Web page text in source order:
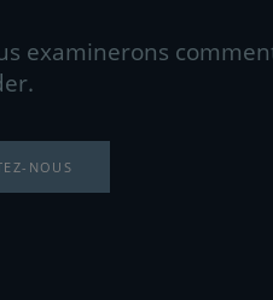
examinerons
NOUS